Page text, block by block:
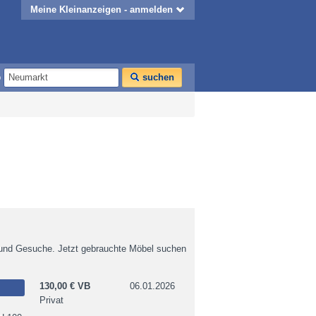
Meine Kleinanzeigen - anmelden
suchen
Gesuche. Jetzt gebrauchte Möbel suchen
130,00 € VB
Privat
06.01.2026